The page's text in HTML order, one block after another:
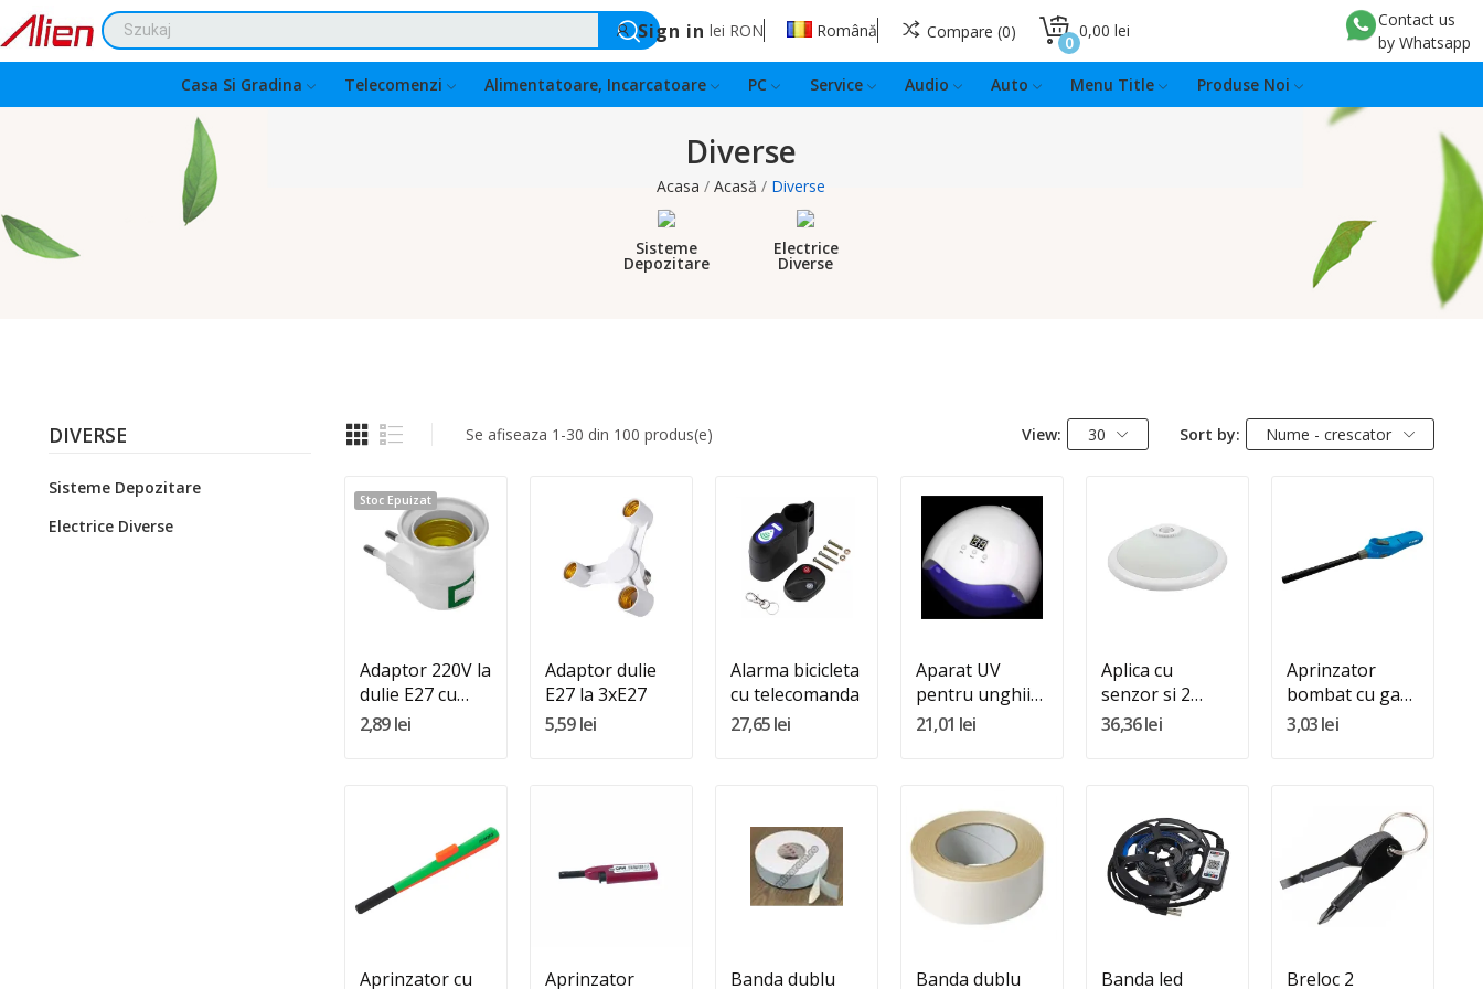
Sign in lei RON Română Compare 0 0,00 lei
0
Contact us
by Whatsapp
Casa Si Gradina
Telecomenzi Alimentatoare, Incarcatoare PC Service Audio Auto Menu Title Produse Noi
Diverse
Acasa Acasă Diverse
Sisteme
Depozitare
Electrice
Diverse
DIVERSE
Sisteme Depozitare
Electrice Diverse
Se afiseaza 1-30 din 100 produs(e) View: 30 Sort by: Nume - crescator
Stoc Epuizat
Adaptor 220V la
dulie E27 cu
intrerupator
2,89 lei
Quantity:
Adauga In Cos
Adaptor dulie
E27 la 3xE27
5,59 lei
Quantity:
Adauga In Cos
Alarma bicicleta
cu telecomanda
27,65 lei
Quantity:
Adauga In Cos
Aparat UV
pentru unghii
36W
21,01 lei
Quantity:
Adauga In Cos
Aplica cu
senzor si 2
becuri
36,36 lei
Quantity:
Aprinzator
bombat cu gaz
(NR.188)
3,03 lei
Quantity:
Aprinzator cu
Quantity:
Aprinzator
Quantity:
Adauga In Cos
Banda dublu
Quantity:
Banda dublu
Quantity:
Adauga In Cos
Banda led
Quantity:
Adauga In Cos
Breloc 2